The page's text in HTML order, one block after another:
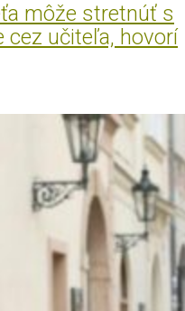
môže stretnúť s
cez učiteľa, hovorí